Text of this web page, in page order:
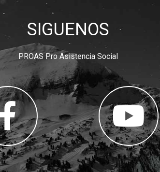
SIGUENOS
PROAS Pro Asistencia Social